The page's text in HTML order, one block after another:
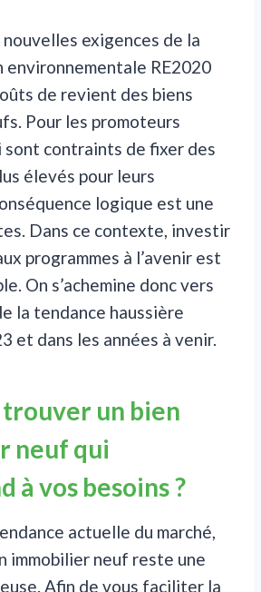
exigences de la
RE2020
de revient des biens
Pour les promoteurs
sont contraints de fixer des
élevés pour leurs
logique est une
Dans ce contexte, investir
programmes à l’avenir est
On s’achemine donc vers
la tendance haussière
et dans les années à venir.
un bien
neuf qui
à vos besoins ?
actuelle du marché,
immobilier neuf reste une
Afin de vous faciliter la